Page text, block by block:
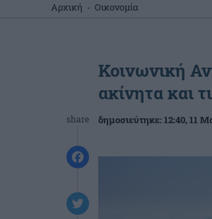
Αρχική - Οικονομία
share
Κοινωνική
ακίνητα και
δημοσιεύτηκε:12:40, 11